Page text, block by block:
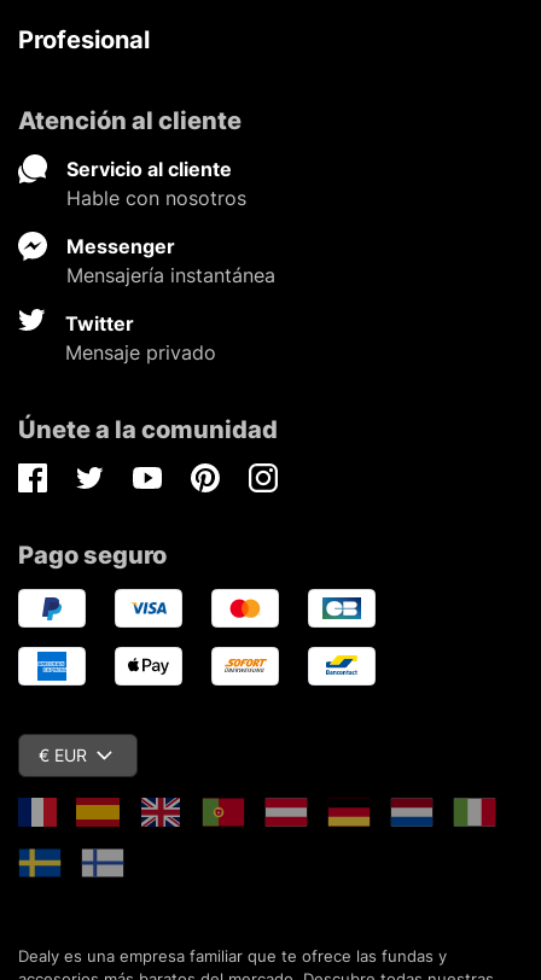
Profesional
Atención al cliente
Servicio al cliente
Hable con nosotros
Messenger
Mensajería instantánea
Twitter
Mensaje privado
Únete a la comunidad
FacebookTwitterYoutubePinterestInstagram
Pago seguro
€ EUR
Dealy es una empresa familiar que te ofrece las fundas y